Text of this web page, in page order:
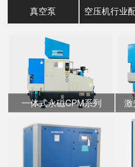
真空泵 空压机行业
一体式永磁CPM系列